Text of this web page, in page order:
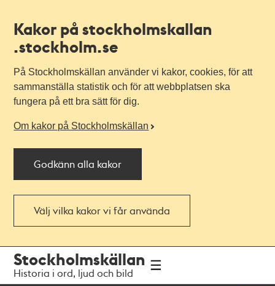
Kakor på stockholmskallan
.stockholm.se
På Stockholmskällan använder vi kakor, cookies, för att
sammanställa statistik och för att webbplatsen ska
fungera på ett bra sätt för dig.
Om kakor på Stockholmskällan
Godkänn alla kakor
Välj vilka kakor vi får använda
navigationen
huvudinnehållet
Stockholmskällan
Historia i ord, ljud och bild